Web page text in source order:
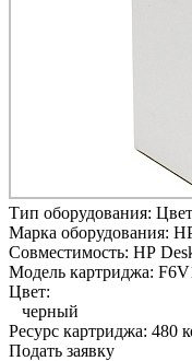
Тип оборудования:
Марка оборудования:
Совместимость: HP
Модель картриджа:
Цвет:
черный
Ресурс картриджа: 480
Подать заявку